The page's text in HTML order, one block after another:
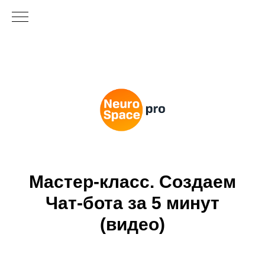
Мастер-класс. Создаем
Чат-бота за 5 минут
(видео)